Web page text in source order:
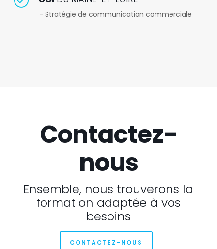
- Stratégie de communication commerciale
Contactez-
nous
Ensemble, nous trouverons la
formation adaptée à vos
besoins
CONTACTEZ-NOUS